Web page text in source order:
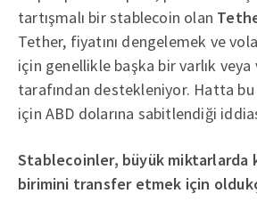
tartışmalı bir stablecoin olan
Tether, fiyatını dengelemek ve
için genellikle başka bir varlık veya
tarafından destekleniyor. Hatta
için ABD dolarına sabitlendiği
Stablecoinler, büyük miktarlarda
birimini transfer etmek için